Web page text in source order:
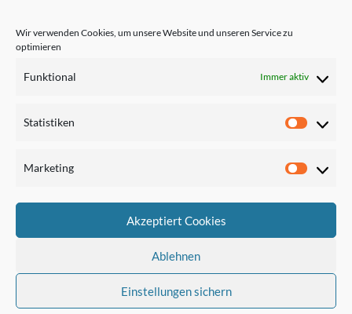
Wir verwenden Cookies, um unsere Website und unseren Service zu
optimieren
Funktional Immer aktiv
Statistiken
Marketing
Akzeptiert Cookies
Ablehnen
Einstellungen sichern
Impressum
Datenschutzerklärung
Cookie-Richtlinie (EU)